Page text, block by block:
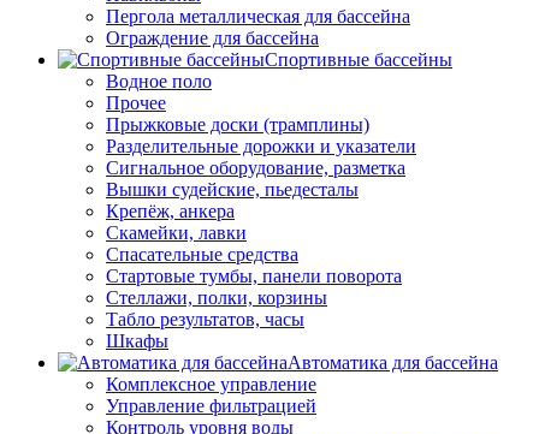
Пергола металлическая для бассейна
Ограждение для бассейна
Спортивные бассейны
Водное поло
Прочее
Прыжковые доски (трамплины)
Разделительные дорожки и указатели
Cигнальное оборудование, разметка
Вышки судейские, пьедесталы
Крепёж, анкера
Скамейки, лавки
Спасательные средства
Стартовые тумбы, панели поворота
Стеллажи, полки, корзины
Табло результатов, часы
Шкафы
Автоматика для бассейна
Комплексное управление
Управление фильтрацией
Контроль уровня воды